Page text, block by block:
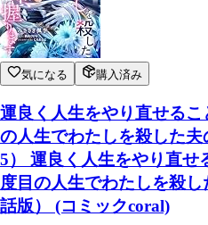
気になる 購入済み
運良く人生をやり直せるこ
の人生でわたしを殺した
5） 運良く人生をやり直せ
度目の人生でわたしを殺
話版） (コミックcoral)